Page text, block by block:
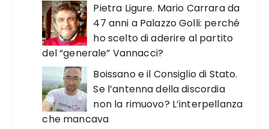
Pietra Ligure. Mario Carrara da
47 anni a Palazzo Golli: perché
ho scelto di aderire al partito
del “generale” Vannacci?
Boissano e il Consiglio di Stato.
Se l’antenna della discordia
non la rimuovo? L’interpellanza
che mancava